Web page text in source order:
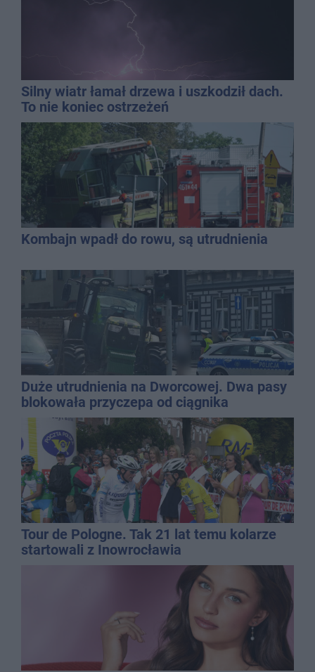
Silny wiatr łamał drzewa i uszkodził dach.
To nie koniec ostrzeżeń
Kombajn wpadł do rowu, są utrudnienia
Duże utrudnienia na Dworcowej. Dwa pasy
blokowała przyczepa od ciągnika
Tour de Pologne. Tak 21 lat temu kolarze
startowali z Inowrocławia